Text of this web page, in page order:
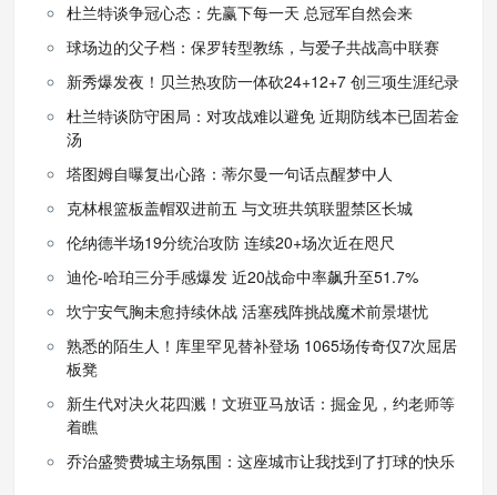
杜兰特谈争冠心态：先赢下每一天 总冠军自然会来
球场边的父子档：保罗转型教练，与爱子共战高中联赛
新秀爆发夜！贝兰热攻防一体砍24+12+7 创三项生涯纪录
杜兰特谈防守困局：对攻战难以避免 近期防线本已固若金
汤
塔图姆自曝复出心路：蒂尔曼一句话点醒梦中人
克林根篮板盖帽双进前五 与文班共筑联盟禁区长城
伦纳德半场19分统治攻防 连续20+场次近在咫尺
迪伦-哈珀三分手感爆发 近20战命中率飙升至51.7%
坎宁安气胸未愈持续休战 活塞残阵挑战魔术前景堪忧
熟悉的陌生人！库里罕见替补登场 1065场传奇仅7次屈居
板凳
新生代对决火花四溅！文班亚马放话：掘金见，约老师等
着瞧
乔治盛赞费城主场氛围：这座城市让我找到了打球的快乐